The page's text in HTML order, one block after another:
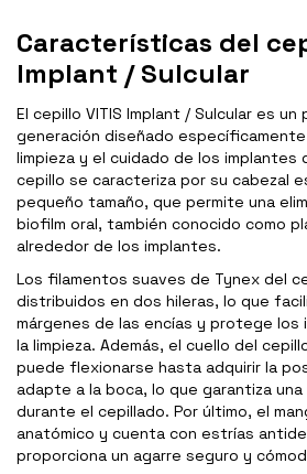
Características del
Implant / Sulcular
El cepillo VITIS Implant / Sulcular es
generación diseñado
limpieza y el cuidado de los implantes
cepillo se caracteriza por su cabezal
pequeño tamaño, que permite una
biofilm oral, también conocido como
alrededor de los implantes.
Los filamentos suaves de Tynex del
distribuidos en dos hileras, lo que
márgenes de las encías y protege los
la limpieza. Además, el cuello del
puede flexionarse hasta adquirir la
adapte a la boca, lo que garantiza
durante el cepillado. Por último, el
anatómico y cuenta con estrías
proporciona un agarre seguro y